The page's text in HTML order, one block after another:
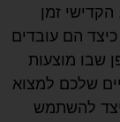
זמן
הם עובדים
שבו מוצעות
שלכם למצוא
להשתמש